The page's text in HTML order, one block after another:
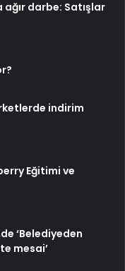
darbe: Satışlar
indirim
Eğitimi ve
‘Belediyeden
mesai’